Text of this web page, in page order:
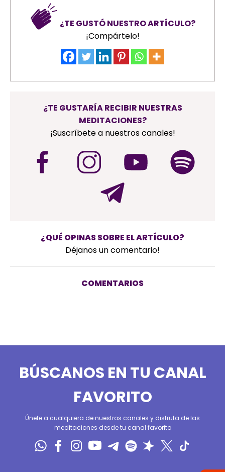
¿TE GUSTÓ NUESTRO ARTÍCULO?
¡Compártelo!
¿TE GUSTARÍA RECIBIR NUESTRAS
MEDITACIONES?
¡Suscríbete a nuestros canales!
¿QUÉ OPINAS SOBRE EL ARTÍCULO?
Déjanos un comentario!
COMENTARIOS
BÚSCANOS EN TU CANAL
FAVORITO
Únete a cualquiera de nuestros canales y disfruta de las
meditaciones desde tu canal favorito